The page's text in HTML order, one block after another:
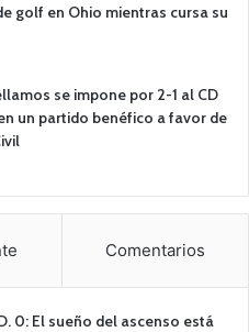
golf en Ohio mientras cursa su
se impone por 2-1 al CD
un partido benéfico a favor de
Comentarios
0: El sueño del ascenso está